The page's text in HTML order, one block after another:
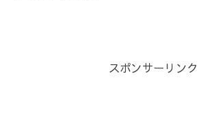
スポンサーリンク